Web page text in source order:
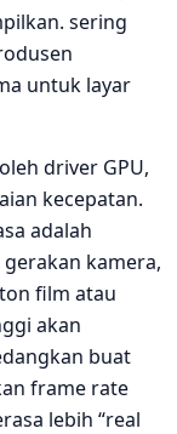
sering
untuk layar
driver GPU,
kecepatan.
adalah
kamera,
film atau
akan
buat
frame rate
lebih “real